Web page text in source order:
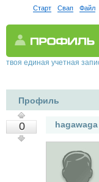
Старт Свап Файл
твоя единая учетная
Профиль
0 hagawaga